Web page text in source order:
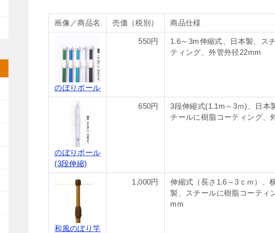
画像／商品名 売価（税別） 商品仕様
のぼりポール
550円
1.6～3m伸縮式、日本製、ス
ティング、外管外径22mm
のぼりポール
(3段伸縮)
650円
3段伸縮式(1.1m～3ｍ)、日本
チールに樹脂コーティング、
和風のぼり竿
1,000円
伸縮式（長さ1.6～3ｃｍ）、
製、スチールに樹脂コーティ
mm